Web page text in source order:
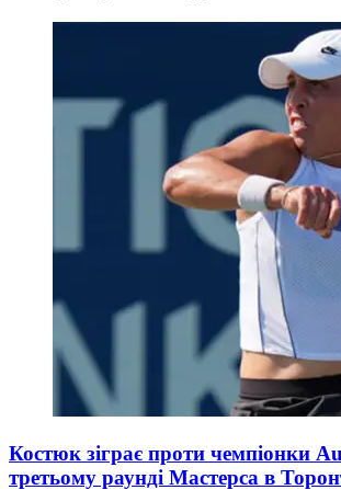
Костюк зіграє проти чемпіонки
третьому раунді Мастерса в